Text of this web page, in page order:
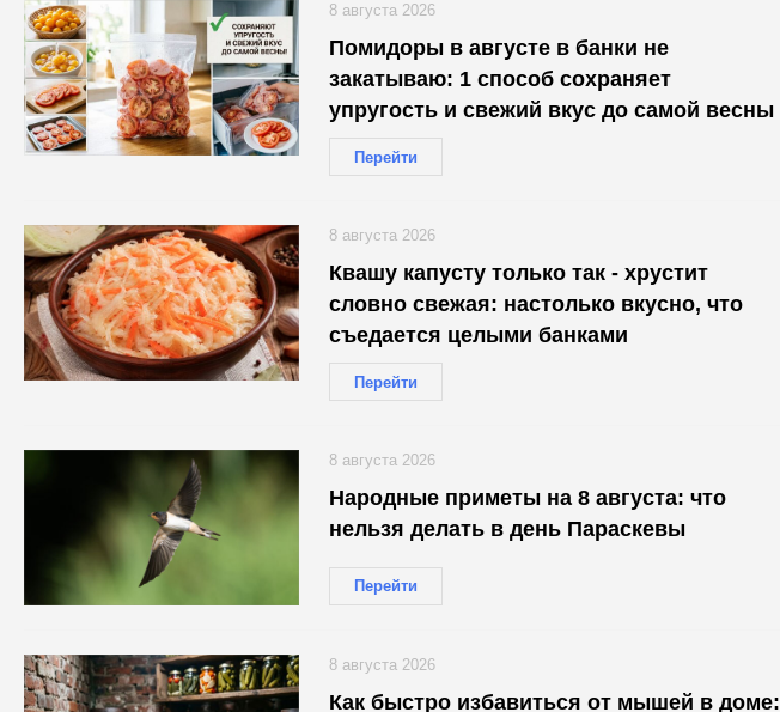
Помидоры в августе в банки не
закатываю: 1 способ сохраняет
упругость и свежий вкус до самой весны
Перейти
8 августа 2026
Квашу капусту только так - хрустит
словно свежая: настолько вкусно, что
съедается целыми банками
Перейти
8 августа 2026
Народные приметы на 8 августа: что
нельзя делать в день Параскевы
Перейти
8 августа 2026
Как быстро избавиться от мышей в доме:
8 августа 2026